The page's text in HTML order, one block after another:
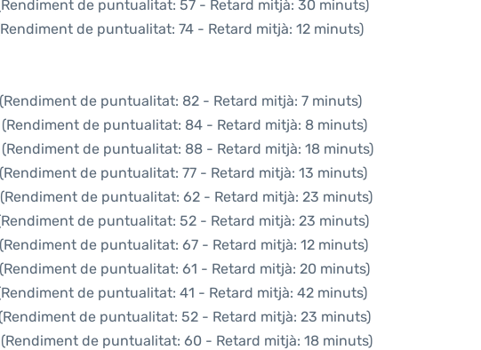
de puntualitat: 57 - Retard mitjà: 30 minuts)
de puntualitat: 74 - Retard mitjà: 12 minuts)
de puntualitat: 82 - Retard mitjà: 7 minuts)
(Rendiment de puntualitat: 84 - Retard mitjà: 8 minuts)
(Rendiment de puntualitat: 88 - Retard mitjà: 18 minuts)
de puntualitat: 77 - Retard mitjà: 13 minuts)
de puntualitat: 62 - Retard mitjà: 23 minuts)
de puntualitat: 52 - Retard mitjà: 23 minuts)
de puntualitat: 67 - Retard mitjà: 12 minuts)
de puntualitat: 61 - Retard mitjà: 20 minuts)
de puntualitat: 41 - Retard mitjà: 42 minuts)
de puntualitat: 52 - Retard mitjà: 23 minuts)
(Rendiment de puntualitat: 60 - Retard mitjà: 18 minuts)